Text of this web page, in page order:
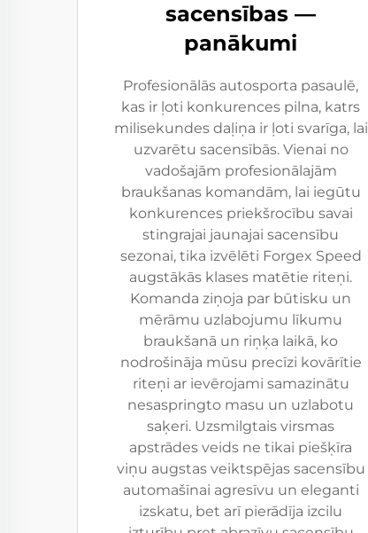
sacensības —
panākumi
Profesionālās autosporta pasaulē,
kas ir ļoti konkurences pilna, katrs
milisekundes daļiņa ir ļoti svarīga, lai
uzvarētu sacensībās. Vienai no
vadošajām profesionālajām
braukšanas komandām, lai iegūtu
konkurences priekšrocību savai
stingrajai jaunajai sacensību
sezonai, tika izvēlēti Forgex Speed
augstākās klases matētie riteņi.
Komanda ziņoja par būtisku un
mērāmu uzlabojumu līkumu
braukšanā un riņķa laikā, ko
nodrošināja mūsu precīzi kovārītie
riteņi ar ievērojami samazinātu
nesaspringto masu un uzlabotu
saķeri. Uzsmilgtais virsmas
apstrādes veids ne tikai piešķīra
viņu augstas veiktspējas sacensību
automašīnai agresīvu un eleganti
izskatu, bet arī pierādīja izcilu